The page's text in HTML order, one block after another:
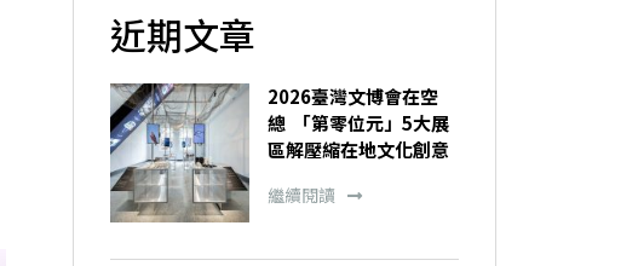
近期文章
2026臺灣文博會在空
總 「第零位元」5大展
區解壓縮在地文化創意
繼續閱讀